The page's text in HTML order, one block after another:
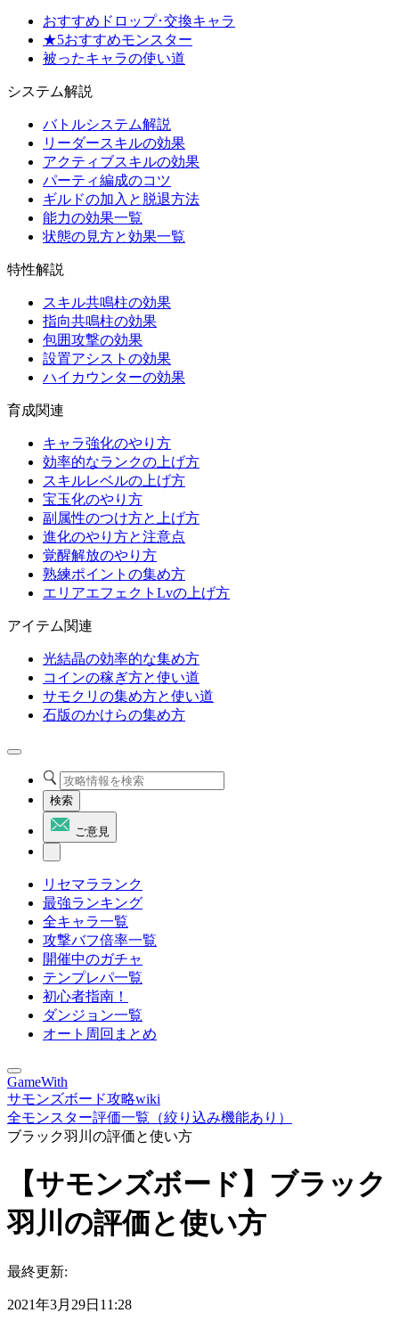
おすすめドロップ･交換キャラ
★5おすすめモンスター
被ったキャラの使い道
システム解説
バトルシステム解説
リーダースキルの効果
アクティブスキルの効果
パーティ編成のコツ
ギルドの加入と脱退方法
能力の効果一覧
状態の見方と効果一覧
特性解説
スキル共鳴柱の効果
指向共鳴柱の効果
包囲攻撃の効果
設置アシストの効果
ハイカウンターの効果
育成関連
キャラ強化のやり方
効率的なランクの上げ方
スキルレベルの上げ方
宝玉化のやり方
副属性のつけ方と上げ方
進化のやり方と注意点
覚醒解放のやり方
熟練ポイントの集め方
エリアエフェクトLvの上げ方
アイテム関連
光結晶の効率的な集め方
コインの稼ぎ方と使い道
サモクリの集め方と使い道
石版のかけらの集め方
検索
ご意見
リセマラランク
最強ランキング
全キャラ一覧
攻撃バフ倍率一覧
開催中のガチャ
テンプレパ一覧
初心者指南！
ダンジョン一覧
オート周回まとめ
GameWith
サモンズボード攻略wiki
全モンスター評価一覧（絞り込み機能あり）
ブラック羽川の評価と使い方
【サモンズボード】ブラック
羽川の評価と使い方
最終更新:
2021年3月29日11:28